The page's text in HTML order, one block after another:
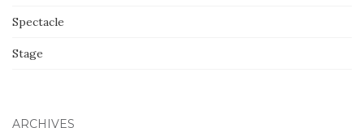
Spectacle
Stage
ARCHIVES